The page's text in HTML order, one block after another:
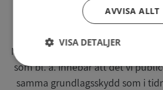
Syna har för webbplatsen
Myndigheten för press, radio och
som bl. a. innebär att det vi
samma grundlagsskydd som i
AVVISA ALLT
VISA DETALJER
Strikt
nödvändigt
Prestanda